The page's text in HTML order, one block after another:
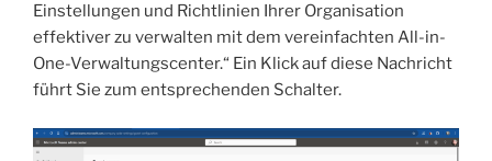
Einstellungen und Richtlinien Ihrer Organisation
effektiver zu verwalten mit dem vereinfachten All-in-
One-Verwaltungscenter.“ Ein Klick auf diese Nachricht
führt Sie zum entsprechenden Schalter.